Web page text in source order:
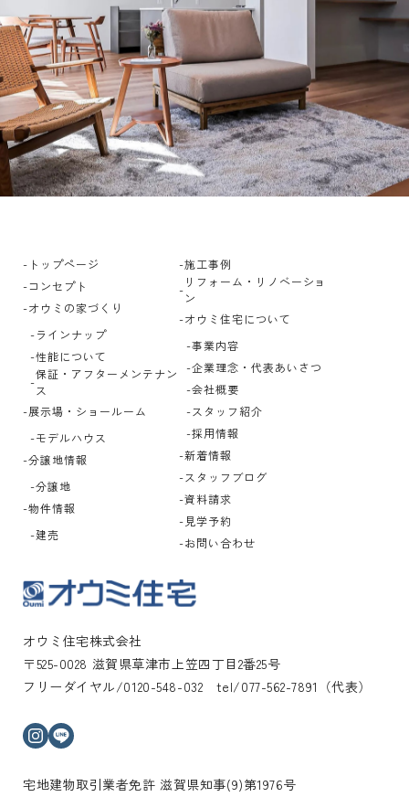
オウミ住宅株式会社
〒525-0028 滋賀県草津市上笠四丁目2番25号
フリーダイヤル/0120-548-032 tel/077-562-7891（代表）
インスタグラム
宅地建物取引業者免許 滋賀県知事(9)第1976号
トップページ
コンセプト
オウミの家づくり
ラインナップ
性能について
保証・アフターメンテナン
ス
展示場・ショールーム
モデルハウス
分譲地情報
分譲地
物件情報
建売
施工事例
リフォーム・リノベーショ
ン
オウミ住宅について
事業内容
企業理念・代表あいさつ
会社概要
スタッフ紹介
採用情報
新着情報
スタッフブログ
資料請求
見学予約
お問い合わせ